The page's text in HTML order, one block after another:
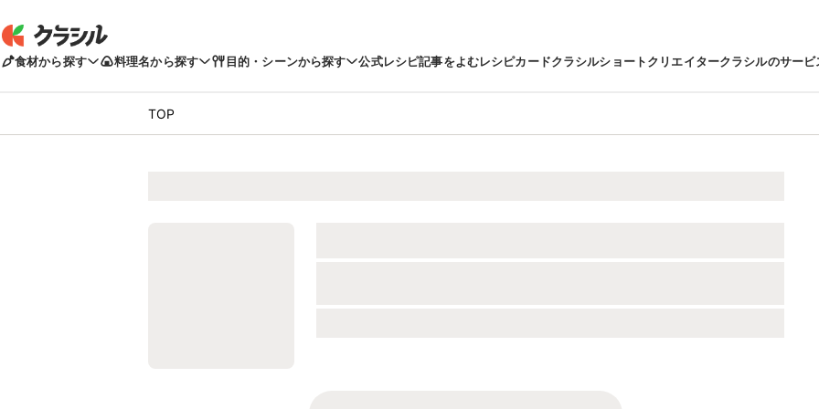
食材から探す 料理名から探す 目的・シーンから探す 公式レシピ記事をよむレシピカードクラシルショートクリエイタークラシルのサービ
TOP